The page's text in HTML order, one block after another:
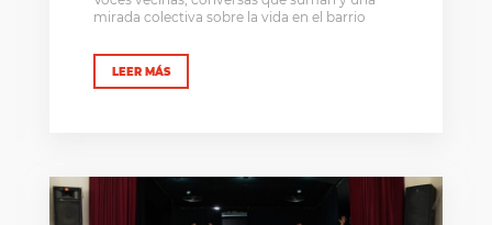
mirada colectiva sobre la vida en el barrio
LEER MÁS